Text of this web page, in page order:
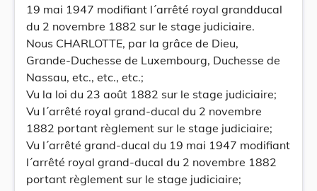
19 mai 1947 modifiant l´arrêté royal grandducal
du 2 novembre 1882 sur le stage judiciaire.
Nous CHARLOTTE, par la grâce de Dieu,
Grande-Duchesse de Luxembourg, Duchesse de
Nassau, etc., etc., etc.;
Vu la loi du 23 août 1882 sur le stage judiciaire;
Vu l´arrêté royal grand-ducal du 2 novembre
1882 portant règlement sur le stage judiciaire;
Vu l´arrêté grand-ducal du 19 mai 1947 modifiant
l´arrêté royal grand-ducal du 2 novembre 1882
portant règlement sur le stage judiciaire;